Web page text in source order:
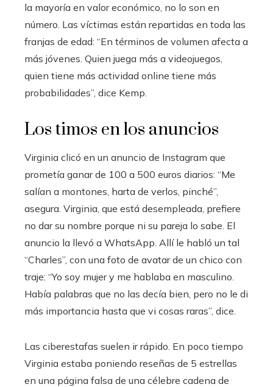
la mayoría en valor económico, no lo son en
número. Las víctimas están repartidas en toda las
franjas de edad: “En términos de volumen afecta a
más jóvenes. Quien juega más a videojuegos,
quien tiene más actividad online tiene más
probabilidades”, dice Kemp.
Los timos en los anuncios
Virginia clicó en un anuncio de Instagram que
prometía ganar de 100 a 500 euros diarios: “Me
salían a montones, harta de verlos, pinché”,
asegura. Virginia, que está desempleada, prefiere
no dar su nombre porque ni su pareja lo sabe. El
anuncio la llevó a WhatsApp. Allí le habló un tal
“Charles”, con una foto de avatar de un chico con
traje: “Yo soy mujer y me hablaba en masculino.
Había palabras que no las decía bien, pero no le di
más importancia hasta que vi cosas raras”, dice.
Las ciberestafas suelen ir rápido. En poco tiempo
Virginia estaba poniendo reseñas de 5 estrellas
en una página falsa de una célebre cadena de